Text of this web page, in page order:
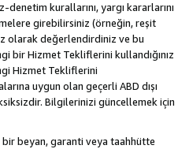
kurallarını, yargı kararlarını
girebilirsiniz (örneğin, reşit
olarak değerlendirdiniz ve bu
bir Hizmet Tekliflerini kullandığınız
Hizmet Tekliflerini
uygun olan geçerli ABD dışı
Bilgilerinizi güncellemek için
beyan, garanti veya taahhütte